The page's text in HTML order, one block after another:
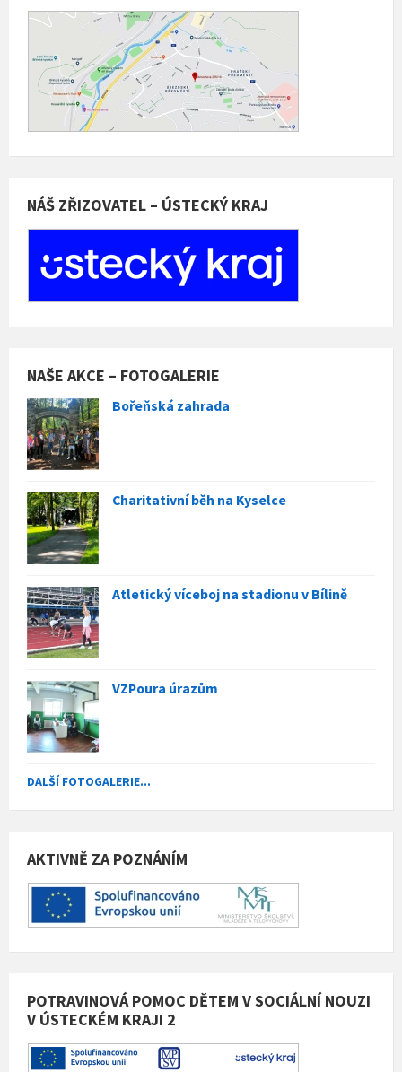
NÁŠ ZŘIZOVATEL – ÚSTECKÝ KRAJ
NAŠE AKCE – FOTOGALERIE
Bořeňská zahrada
Charitativní běh na Kyselce
Atletický víceboj na stadionu v Bílině
VZPoura úrazům
DALŠÍ FOTOGALERIE...
AKTIVNĚ ZA POZNÁNÍM
POTRAVINOVÁ POMOC DĚTEM V SOCIÁLNÍ NOUZI
V ÚSTECKÉM KRAJI 2